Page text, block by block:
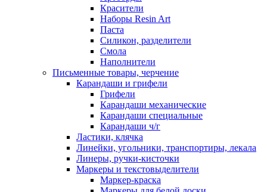
Красители
Наборы Resin Art
Паста
Силикон, разделители
Смола
Наполнители
Письменные товары, черчение
Карандаши и грифели
Грифели
Карандаши механические
Карандаши специальные
Карандаши ч/г
Ластики, клячка
Линейки, угольники, транспортиры, лекала
Линеры, ручки-кисточки
Маркеры и текстовыделители
Маркер-краска